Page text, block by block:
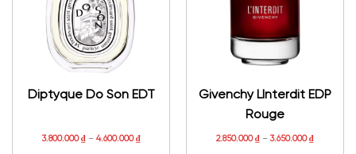
Diptyque Do Son EDT
3.800.000₫– 4.600.000₫
Givenchy LInterdit EDP
Rouge
2.850.000₫ – 3.650.000₫